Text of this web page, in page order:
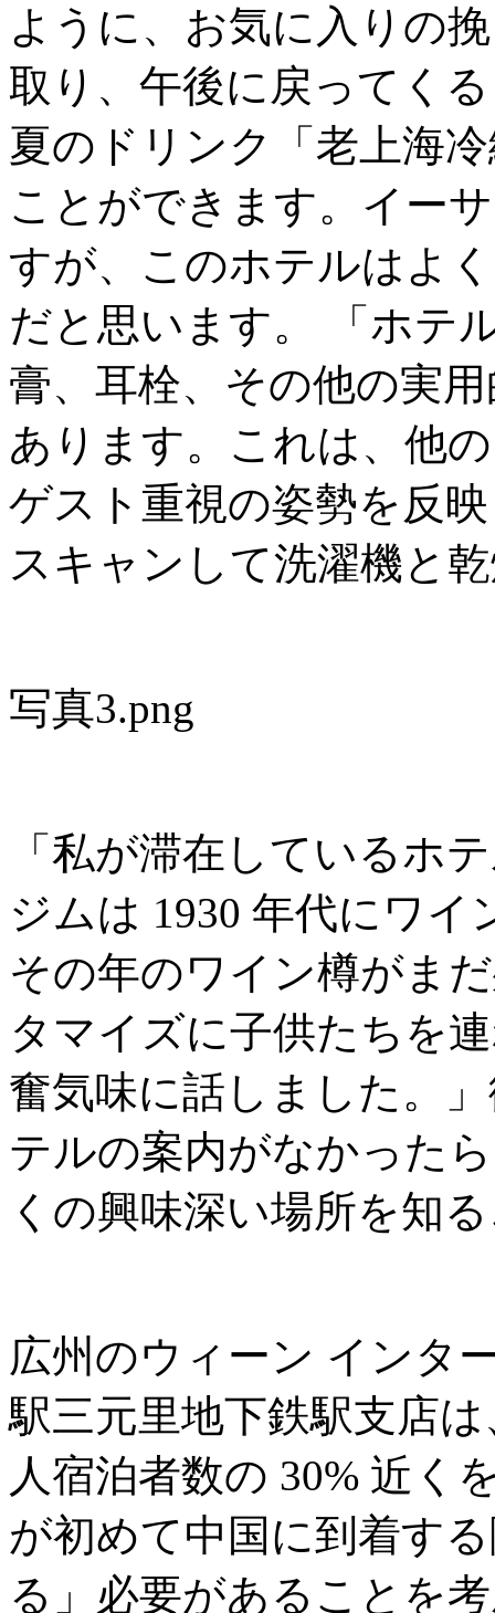
ように、お気に入りの
取り、午後に戻ってく
夏のドリンク「老上海
ことができます。イー
すが、このホテルはよ
だと思います。 「ホテ
膏、耳栓、その他の実
あります。これは、他
ゲスト重視の姿勢を反
スキャンして洗濯機と
写真3.png
「私が滞在しているホ
ジムは 1930 年代にワ
その年のワイン樽がま
タマイズに子供たちを
奮気味に話しました。
テルの案内がなかった
くの興味深い場所を知
広州のウィーン インタ
駅三元里地下鉄駅支店
人宿泊者数の 30% 近く
が初めて中国に到着す
る」必要があることを